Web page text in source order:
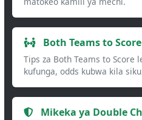
Both Teams to Score
Tips za Both Teams to Score
kufunga, odds kubwa kila
Mikeka ya Double